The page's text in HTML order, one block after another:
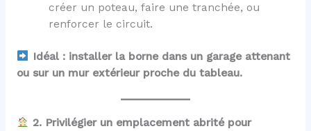
créer un poteau, faire une tranchée, ou
renforcer le circuit.
Idéal : installer la borne dans un garage attenant
ou sur un mur extérieur proche du tableau.
2. Privilégier un emplacement abrité pour